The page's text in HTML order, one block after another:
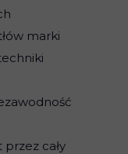
marki
cały